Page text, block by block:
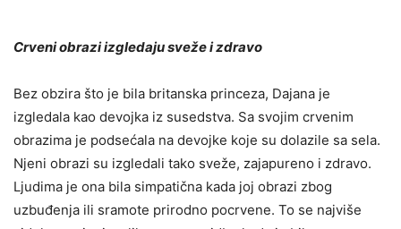
Crveni obrazi izgledaju sveže i zdravo
Bez obzira što je bila britanska princeza, Dajana je
izgledala kao devojka iz susedstva. Sa svojim crvenim
obrazima je podsećala na devojke koje su dolazile sa sela.
Njeni obrazi su izgledali tako sveže, zajapureno i zdravo.
Ljudima je ona bila simpatična kada joj obrazi zbog
uzbuđenja ili sramote prirodno pocrvene. To se najviše